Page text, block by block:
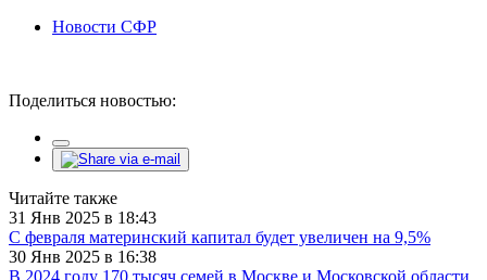
Новости СФР
Поделиться новостью:
Читайте также
31 Янв 2025 в 18:43
С февраля материнский капитал будет увеличен на 9,5%
30 Янв 2025 в 16:38
В 2024 году 170 тысяч семей в Москве и Московской области